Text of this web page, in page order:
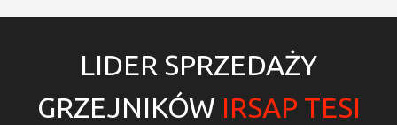
LIDER SPRZEDAŻY
GRZEJNIKÓW IRSAP TESI